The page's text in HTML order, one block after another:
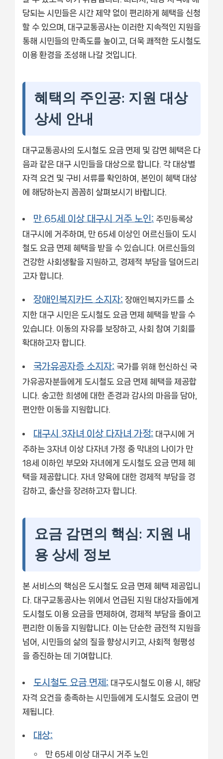
당되는 시민들은 시간 제약 없이 편리하게 혜택을 신청
할 수 있으며, 대구교통공사는 이러한 지속적인 지원을
통해 시민들의 만족도를 높이고, 더욱 쾌적한 도시철도
이용 환경을 조성해 나갈 것입니다.
혜택의 주인공: 지원 대상
상세 안내
대구교통공사의 도시철도 요금 면제 및 감면 혜택은 다
음과 같은 대구 시민들을 대상으로 합니다. 각 대상별
자격 요건 및 구비 서류를 확인하여, 본인이 혜택 대상
에 해당하는지 꼼꼼히 살펴보시기 바랍니다.
만 65세 이상 대구시 거주 노인: 주민등록상
대구시에 거주하며, 만 65세 이상인 어르신들이 도시
철도 요금 면제 혜택을 받을 수 있습니다. 어르신들의
건강한 사회생활을 지원하고, 경제적 부담을 덜어드리
고자 합니다.
장애인복지카드 소지자: 장애인복지카드를 소
지한 대구 시민은 도시철도 요금 면제 혜택을 받을 수
있습니다. 이동의 자유를 보장하고, 사회 참여 기회를
확대하고자 합니다.
국가유공자증 소지자: 국가를 위해 헌신하신 국
가유공자분들에게 도시철도 요금 면제 혜택을 제공합
니다. 숭고한 희생에 대한 존경과 감사의 마음을 담아,
편안한 이동을 지원합니다.
대구시 3자녀 이상 다자녀 가정: 대구시에 거
주하는 3자녀 이상 다자녀 가정 중 막내의 나이가 만
18세 이하인 부모와 자녀에게 도시철도 요금 면제 혜
택을 제공합니다. 자녀 양육에 대한 경제적 부담을 경
감하고, 출산을 장려하고자 합니다.
요금 감면의 핵심: 지원 내
용 상세 정보
본 서비스의 핵심은 도시철도 요금 면제 혜택 제공입니
다. 대구교통공사는 위에서 언급된 지원 대상자들에게
도시철도 이용 요금을 면제하여, 경제적 부담을 줄이고
편리한 이동을 지원합니다. 이는 단순한 금전적 지원을
넘어, 시민들의 삶의 질을 향상시키고, 사회적 형평성
을 증진하는 데 기여합니다.
도시철도 요금 면제: 대구도시철도 이용 시, 해당
자격 요건을 충족하는 시민들에게 도시철도 요금이 면
제됩니다.
대상:
만 65세 이상 대구시 거주 노인